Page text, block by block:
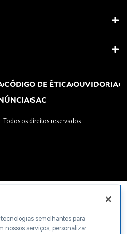
CÓDIGO DE ÉTICAOUVIDORIA
SAC
Todos os direitos reservados.
semelhantes para
nossos serviços, personalizar